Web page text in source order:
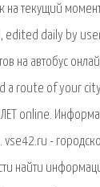
текущий
daily by
на автобус
route of your
online.
-
найти